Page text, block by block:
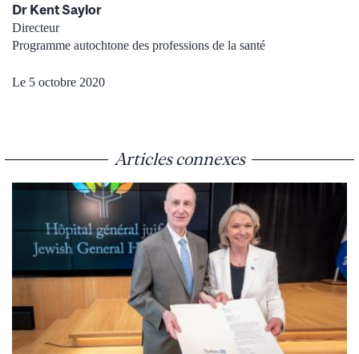
Dr Kent Saylor
Directeur
Programme autochtone des professions de la santé
Le 5 octobre 2020
Articles connexes